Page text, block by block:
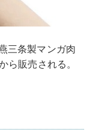
三条製マンガ肉
ら販売される。